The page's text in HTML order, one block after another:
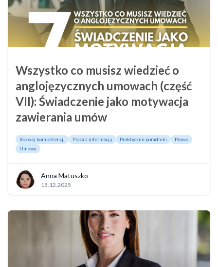
Wszystko co musisz wiedzieć o
anglojęzycznych umowach (część
VII): Świadczenie jako motywacja
zawierania umów
Rozwój kompetencji Praca z informacją Praktyczne poradniki
Prawo
Umowa
Anna Matuszko
15.12.2025